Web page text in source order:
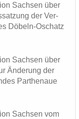
Sach­sen über
der Ver­
Döbeln-​Oschatz
Sach­sen über
Än­de­rung der
Par­the­naue
Sach­sen vom